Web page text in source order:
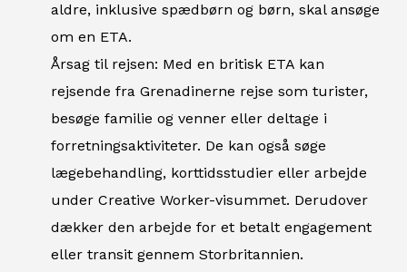
aldre, inklusive spædbørn og børn, skal ansøge
om en ETA.
Årsag til rejsen: Med en britisk ETA kan
rejsende fra Grenadinerne rejse som turister,
besøge familie og venner eller deltage i
forretningsaktiviteter. De kan også søge
lægebehandling, korttidsstudier eller arbejde
under Creative Worker-visummet. Derudover
dækker den arbejde for et betalt engagement
eller transit gennem Storbritannien.